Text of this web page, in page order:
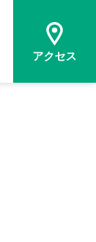
アクセス